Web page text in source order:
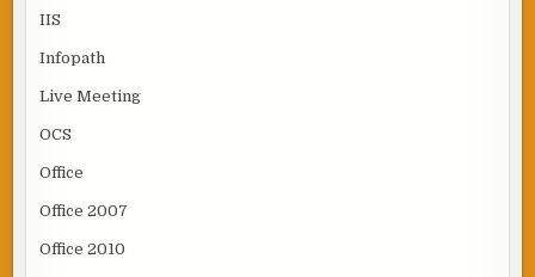
IIS
Infopath
Live Meeting
OCS
Office
Office 2007
Office 2010